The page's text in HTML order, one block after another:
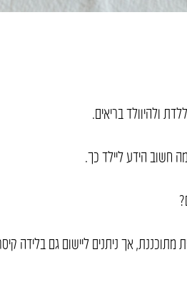
ולהיוולד בריאים.
חשוב הידע ליילד כך.
אך ניתנים ליישום גם בלידה